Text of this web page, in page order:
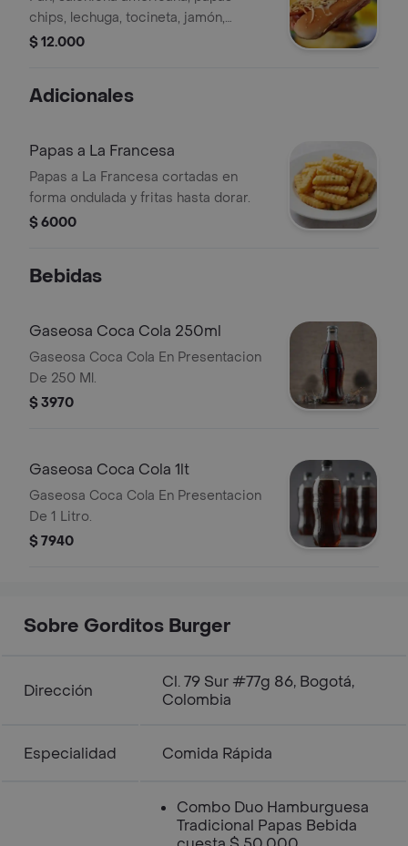
chips, lechuga, tocineta, jamón,
huevos de codorniz y salsas.
$ 12.000
Adicionales
Papas a La Francesa
Papas a La Francesa cortadas en
forma ondulada y fritas hasta dorar.
$ 6000
Bebidas
Gaseosa Coca Cola 250ml
Gaseosa Coca Cola En Presentacion
De 250 Ml.
$ 3970
Gaseosa Coca Cola 1lt
Gaseosa Coca Cola En Presentacion
De 1 Litro.
$ 7940
Sobre Gorditos Burger
Dirección
Cl. 79 Sur #77g 86, Bogotá,
Colombia
Especialidad Comida Rápida
Combo Duo Hamburguesa
Tradicional Papas Bebida